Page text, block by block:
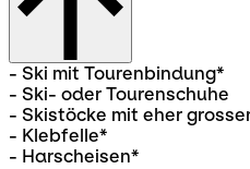
- Ski mit Tourenbindung*
- Ski- oder Tourenschuhe
- Skistöcke mit eher
- Klebfelle*
- Harscheisen*